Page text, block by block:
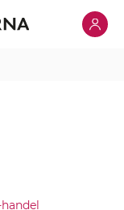
Klicka